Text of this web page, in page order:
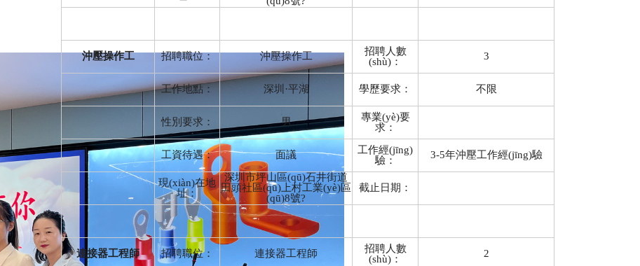
沖壓操作工 招聘職位： 沖壓操作工
招聘人數
(shù)：
3
工作地點： 深圳·平湖 學歷要求： 不限
性別要求： 男
專業(yè)要
求：
工資待遇： 面議
工作經(jīng)
驗：
3-5年沖壓工作經(jīng)驗
現(xiàn)在地
址：
深圳市坪山區(qū)石井街道
田頭社區(qū)上村工業(yè)區
(qū)8號?
截止日期：
連接器工程師 招聘職位： 連接器工程師
招聘人數
(shù)：
2